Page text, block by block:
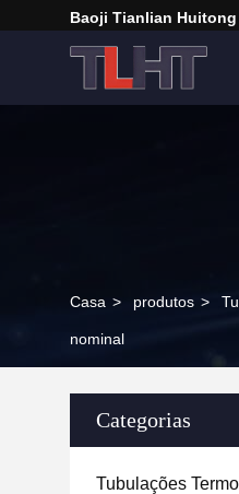
Baoji Tianlian
Casa > produtos >
nominal
Categorias
Tubulações